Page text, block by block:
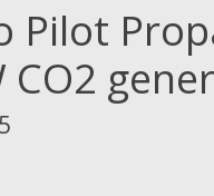
Pilot
CO2